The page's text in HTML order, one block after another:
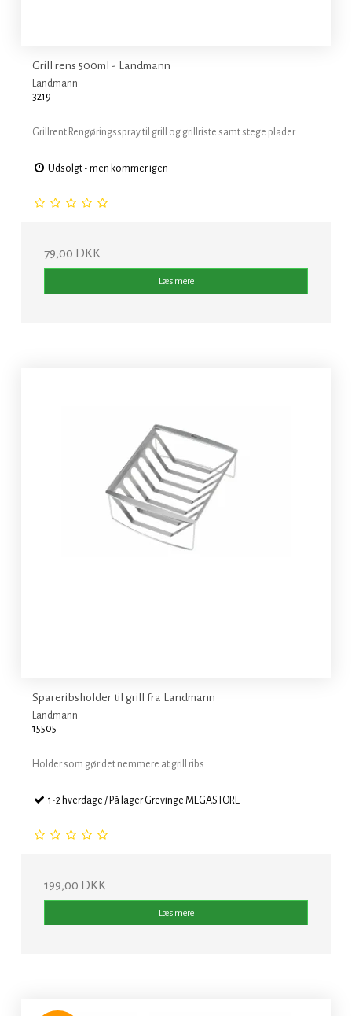
Grill rens 500ml - Landmann
Landmann
3219
Grillrent Rengøringsspray til grill og grillriste samt stege plader.
Udsolgt - men kommer igen
79,00 DKK
Læs mere
Spareribsholder til grill fra Landmann
Landmann
15505
Holder som gør det nemmere at grill ribs
1-2 hverdage / På lager Grevinge MEGASTORE
199,00 DKK
Læs mere